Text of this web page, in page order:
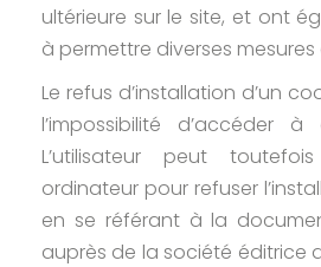
ultérieure sur le site, et ont
à permettre diverses
Le refus d’installation d’un
l’impossibilité d’accéder à
L’utilisateur peut
ordinateur pour refuser
en se référant à la
auprès de la société éditrice